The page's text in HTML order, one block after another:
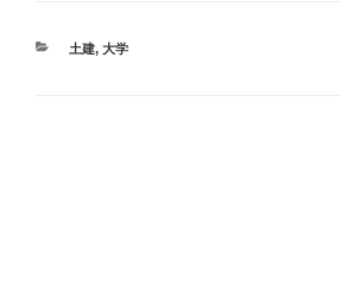
カ
土建, 大学